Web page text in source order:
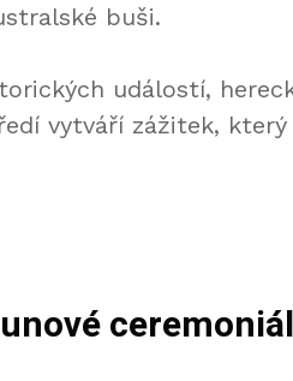
buši.
událostí,
vytváří zážitek,